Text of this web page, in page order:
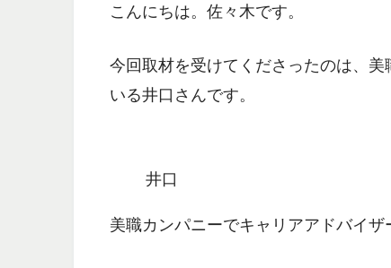
こんにちは。佐々木です。
今回取材を受けてくださったのは、
いる井口さんです。
井口
美職カンパニーでキャリアアドバイザ